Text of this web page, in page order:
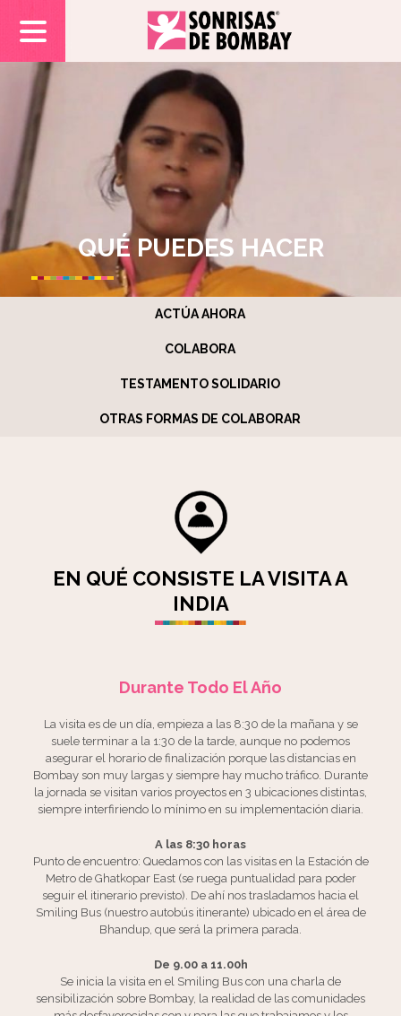
QUÉ PUEDES HACER
ACTÚA AHORA
COLABORA
TESTAMENTO SOLIDARIO
OTRAS FORMAS DE COLABORAR
EN QUÉ CONSISTE LA VISITA A
INDIA
Durante Todo El Año
La visita es de un día, empieza a las 8:30 de la mañana y se
suele terminar a la 1:30 de la tarde, aunque no podemos
asegurar el horario de finalización porque las distancias en
Bombay son muy largas y siempre hay mucho tráfico. Durante
la jornada se visitan varios proyectos en 3 ubicaciones distintas,
siempre interfiriendo lo mínimo en su implementación diaria.
A las 8:30 horas
Punto de encuentro: Quedamos con las visitas en la Estación de
Metro de Ghatkopar East (se ruega puntualidad para poder
seguir el itinerario previsto). De ahí nos trasladamos hacia el
Smiling Bus (nuestro autobús itinerante) ubicado en el área de
Bhandup, que será la primera parada.
De 9.00 a 11.00h
Se inicia la visita en el Smiling Bus con una charla de
sensibilización sobre Bombay, la realidad de las comunidades